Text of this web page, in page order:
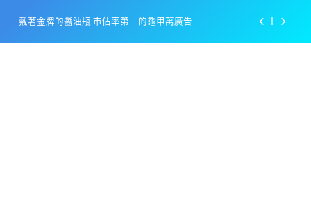
content
戴著金牌的醬油瓶 市佔率第一的龜甲萬廣告